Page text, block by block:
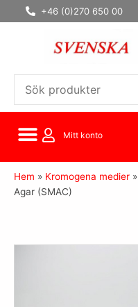
Hoppa
till
+46 (0)270 650 00
Mitt konto
Hem » Kromogena medier »
Agar (SMAC)